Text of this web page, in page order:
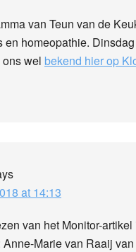
van Teun van de
homeopathie.
ons wel bekend hier op
at 14:13
van het Monitor-
Marie van Raaij